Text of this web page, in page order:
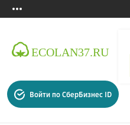
Войти по СберБизнес ID